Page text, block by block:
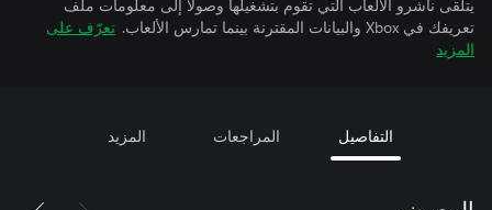
يتلقى ناشرو الألعاب التي تقوم بتشغيلها وصولاً إلى معلومات ملف
تعريفك في Xbox والبيانات المقترنة بينما تمارس الألعاب.
تعرّف على
المزيد
التفاصيل المراجعات المزيد